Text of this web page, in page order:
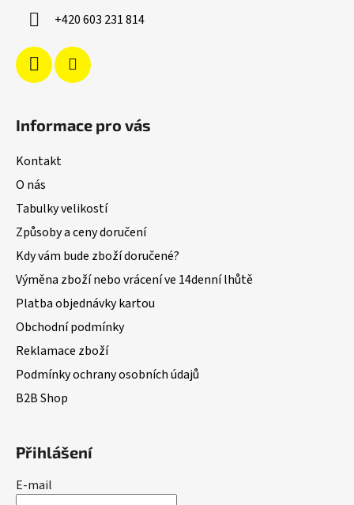
+420 603 231 814
Informace pro vás
Kontakt
O nás
Tabulky velikostí
Způsoby a ceny doručení
Kdy vám bude zboží doručené?
Výměna zboží nebo vrácení ve 14denní lhůtě
Platba objednávky kartou
Obchodní podmínky
Reklamace zboží
Podmínky ochrany osobních údajů
B2B Shop
Přihlášení
E-mail